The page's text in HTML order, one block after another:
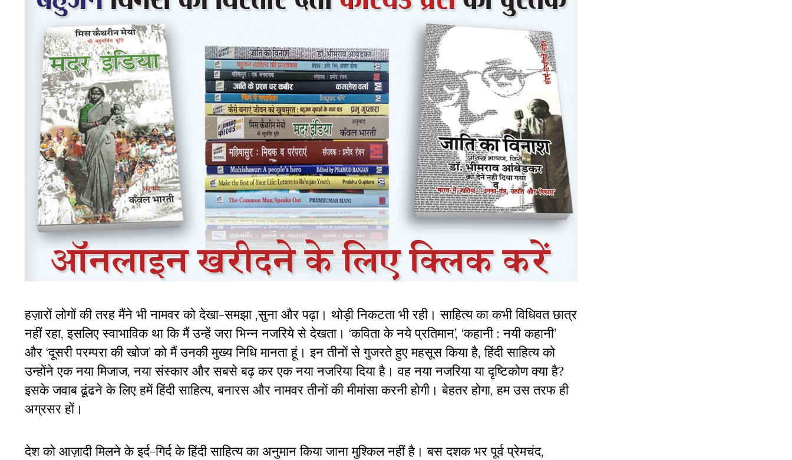
हज़ारों लोगों की तरह मैंने भी नामवर को देखा-समझा ,सुना और पढ़ा। थोड़ी निकटता भी रही। साहित्य का कभी विधिवत छात्र
नहीं रहा, इसलिए स्वाभाविक था कि मैं उन्हें जरा भिन्न नजरिये से देखता। ‘कविता के नये प्रतिमान’, ‘कहानी : नयी कहानी’
और ‘दूसरी परम्परा की खोज’ को मैं उनकी मुख्य निधि मानता हूं। इन तीनों से गुजरते हुए महसूस किया है, हिंदी साहित्य को
उन्होंने एक नया मिजाज, नया संस्कार और सबसे बढ़ कर एक नया नजरिया दिया है। वह नया नजरिया या दृष्टिकोण क्या है?
इसके जवाब ढूंढने के लिए हमें हिंदी साहित्य, बनारस और नामवर तीनों की मीमांसा करनी होगी। बेहतर होगा, हम उस तरफ ही
अग्रसर हों।
देश को आज़ादी मिलने के इर्द-गिर्द के हिंदी साहित्य का अनुमान किया जाना मुश्किल नहीं है। बस दशक भर पूर्व प्रेमचंद,